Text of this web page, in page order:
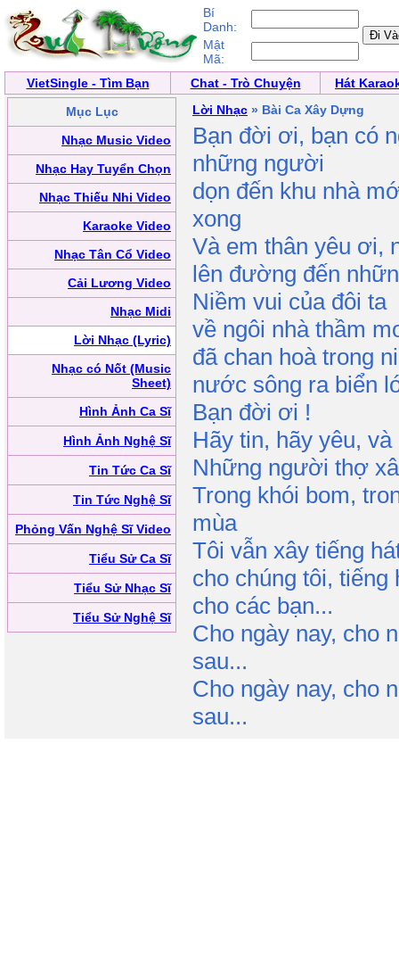
Bí
Danh:
Mật
Mã:
VietSingle - Tìm Bạn
Chat - Trò Chuyện
Hát
Mục Lục
Nhạc Music Video
Nhạc Hay Tuyển Chọn
Nhạc Thiếu Nhi Video
Karaoke Video
Nhạc Tân Cổ Video
Cải Lương Video
Nhạc Midi
Lời Nhạc (Lyric)
Nhạc có Nốt (Music
Sheet)
Hình Ảnh Ca Sĩ
Hình Ảnh Nghệ Sĩ
Tin Tức Ca Sĩ
Tin Tức Nghệ Sĩ
Phỏng Vấn Nghệ Sĩ Video
Tiểu Sử Ca Sĩ
Tiểu Sử Nhạc Sĩ
Tiểu Sử Nghệ Sĩ
Lời Nhạc » Bài Ca Xây Dựng
Bạn đời ơi, bạn có
những người
dọn đến khu nhà
xong
Và em thân yêu ơi,
lên đường đến
Niềm vui của đôi ta
về ngôi nhà thầm
đã chan hoà trong
nước sông ra biển
Bạn đời ơi !
Hãy tin, hãy yêu,
Những người thợ
Trong khói bom,
mùa
Tôi vẫn xây tiếng
cho chúng tôi, tiếng
cho các bạn...
Cho ngày nay, cho
sau...
Cho ngày nay, cho
sau...